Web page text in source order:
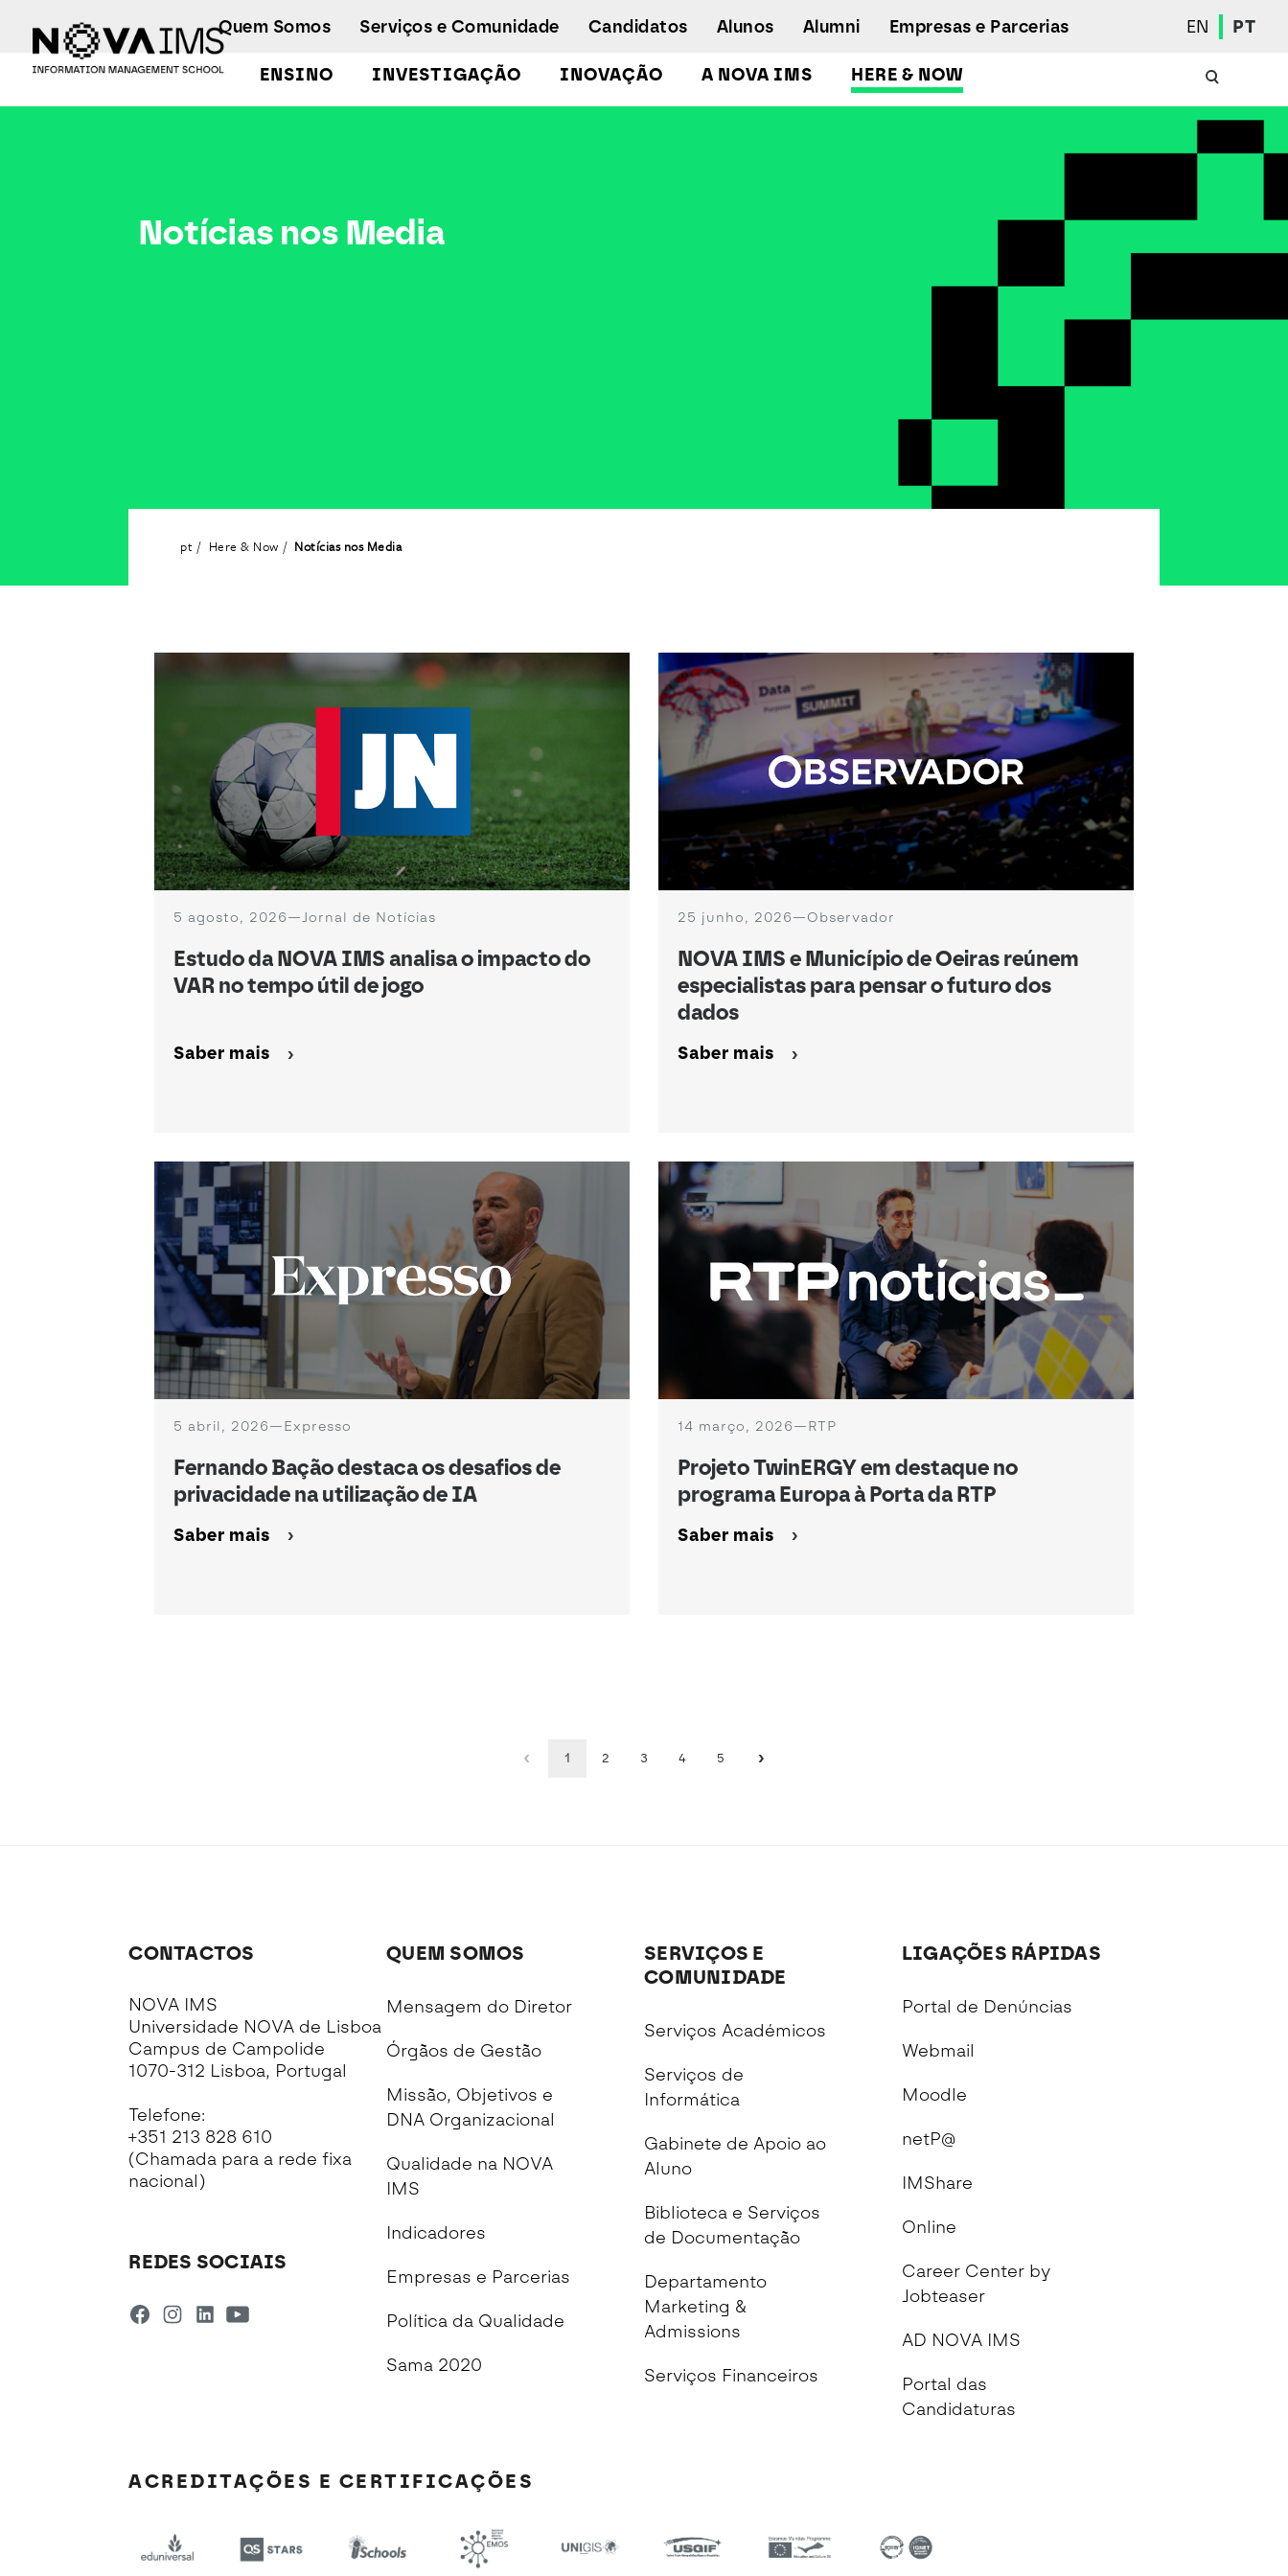
ENSINO
Associação de Estudantes
Desporto
Regulamentos
INVESTIGAÇÃO INOVAÇÃO A NOVA IMS HERE & NOW
Quem Somos Serviços e Comunidade Candidatos Alunos Alumni Empresas e Parcerias EN PT
Notícias nos Media
Notícias nos Media
pt Here & Now Notícias nos Media
5 agosto, 2026—Jornal de Notícias
Estudo da NOVA IMS analisa o impacto do
VAR no tempo útil de jogo
Saber mais
25 junho, 2026—Observador
NOVA IMS e Município de Oeiras reúnem
especialistas para pensar o futuro dos
dados
Saber mais
5 abril, 2026—Expresso
Fernando Bação destaca os desafios de
privacidade na utilização de IA
Saber mais
14 março, 2026—RTP
Projeto TwinERGY em destaque no
programa Europa à Porta da RTP
Saber mais
1 2 3 4 5
CONTACTOS
NOVA IMS
Universidade NOVA de Lisboa
Campus de Campolide
1070-312 Lisboa, Portugal
Telefone:
+351 213 828 610
(Chamada para a rede fixa
nacional)
REDES SOCIAIS
QUEM SOMOS
Mensagem do Diretor
Órgãos de Gestão
Missão, Objetivos e
DNA Organizacional
Qualidade na NOVA
IMS
Indicadores
Empresas e Parcerias
Política da Qualidade
Sama 2020
SERVIÇOS E
COMUNIDADE
Serviços Académicos
Serviços de
Informática
Gabinete de Apoio ao
Aluno
Biblioteca e Serviços
de Documentação
Departamento
Marketing &
Admissions
Serviços Financeiros
LIGAÇÕES RÁPIDAS
Portal de Denúncias
Webmail
Moodle
netP@
IMShare
Online
Career Center by
Jobteaser
AD NOVA IMS
Portal das
Candidaturas
ACREDITAÇÕES E CERTIFICAÇÕES